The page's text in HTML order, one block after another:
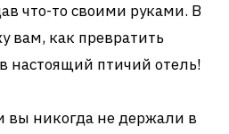
что-то своими руками. В
вам, как превратить
настоящий птичий отель!
вы никогда не держали в